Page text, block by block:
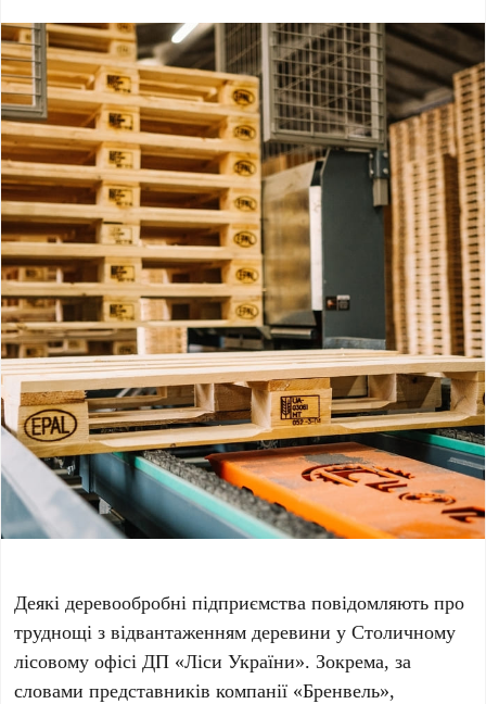
Деякі деревообробні підприємства повідомляють про
труднощі з відвантаженням деревини у Столичному
лісовому офісі ДП «Ліси України». Зокрема, за
словами представників компанії «Бренвель»,